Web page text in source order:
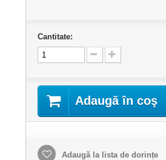
Cantitate:
Adaugă în coş
Adaugă la lista de dorințe